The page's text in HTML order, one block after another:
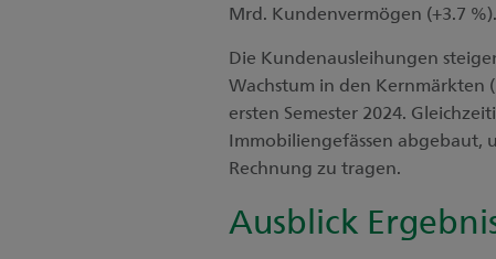
Mrd. Kundenvermögen (+3.7 %).
Die Kundenausleihungen
Wachstum in den Kernmärkten
ersten Semester 2024.
Immobiliengefässen abgebaut,
Rechnung zu tragen.
Ausblick